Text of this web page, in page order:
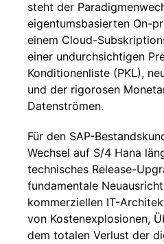
steht der
eigentumsbasierten On-
einem Cloud-
einer undurchsichtigen
Konditionenliste (PKL),
und der rigorosen
Datenströmen.
Für den SAP-
Wechsel auf S/4 Hana
technisches Release-
fundamentale
kommerziellen IT-
von Kostenexplosionen,
dem totalen Verlust der